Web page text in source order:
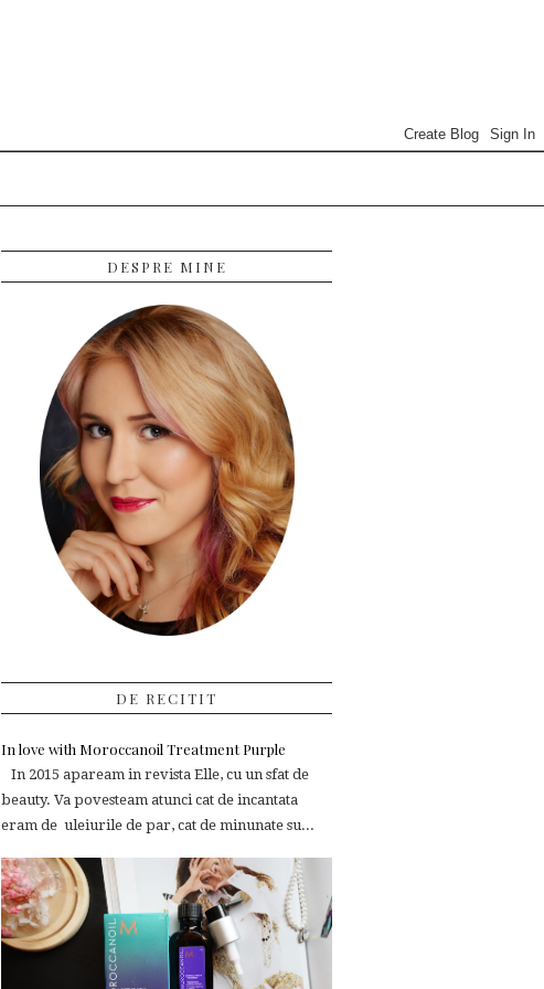
DESPRE MINE
DE RECITIT
In love with Moroccanoil Treatment Purple
In 2015 apaream in revista Elle, cu un sfat de
beauty. Va povesteam atunci cat de incantata
eram de uleiurile de par, cat de minunate su...